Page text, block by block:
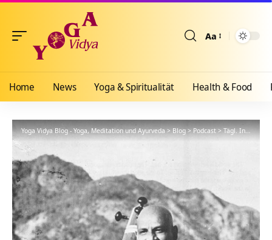
Aa
Home News Yoga & Spiritualität Health & Food
Yoga Vidya Blog - Yoga, Meditation und Ayurveda>Blog>Podcast>Tägl. Inspiration